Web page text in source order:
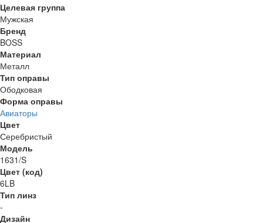
Целевая группа
Мужская
Бренд
BOSS
Материал
Металл
Тип оправы
Ободковая
Форма оправы
Авиаторы
Цвет
Серебристый
Модель
1631/S
Цвет (код)
6LB
Тип линз
-
Дизайн